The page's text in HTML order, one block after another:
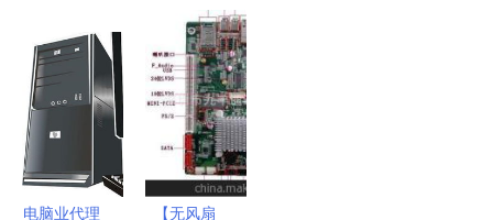
量与摄影视
角下的电脑
显示器素材
解析
巨物到掌中
智能
电脑业代理 【无风扇